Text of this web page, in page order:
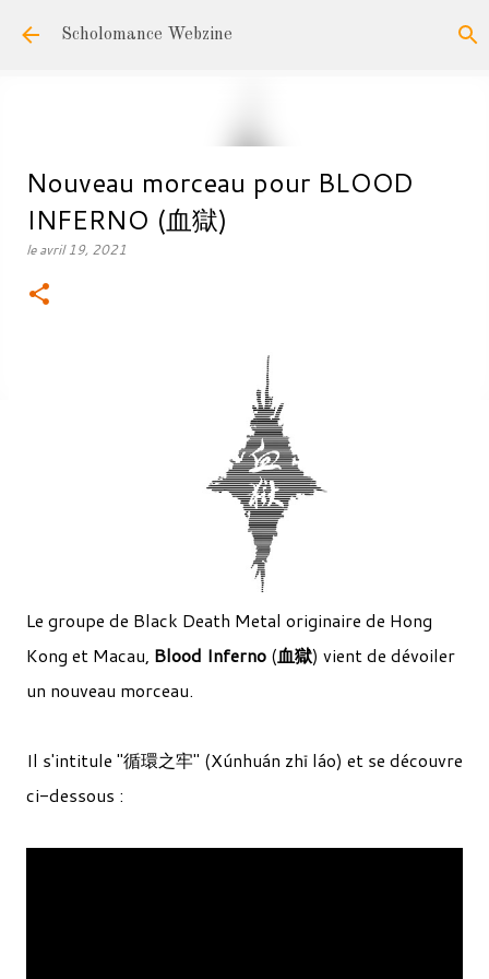
Accéder au contenu principal
Scholomance Webzine
Nouveau morceau pour BLOOD
INFERNO (血獄)
leavril 19, 2021
Le groupe de Black Death Metal originaire de Hong
Kong et Macau, Blood Inferno (血獄) vient de dévoiler
un nouveau morceau.
Il s'intitule "循環之牢" (Xúnhuán zhī láo) et se découvre
ci-dessous :